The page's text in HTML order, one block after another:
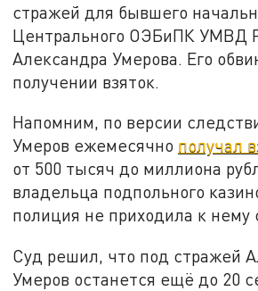
стражей для бывшего
Центрального ОЭБиПК УМВД
Александра Умерова. Его
получении взяток.
Напомним, по версии
Умеров ежемесячно получал
от 500 тысяч до миллиона
владельца подпольного
полиция не приходила к нему
Суд решил, что под стражей
Умеров останется ещё до 20